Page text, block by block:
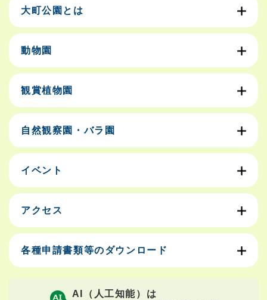
大町公園とは
動物園
観賞植物園
自然観察園・バラ園
イベント
アクセス
各種申請書類等のダウンロード
AI（人工知能）は